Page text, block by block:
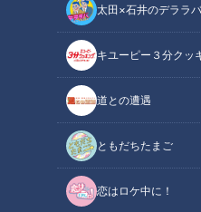
太田×石井のデララバ
キユーピー３分クッ
道との遭遇
ともだちたまご
恋はロケ中に！
CBCテレビ『チャント！』マヂ学
この記事の画像（全9枚）